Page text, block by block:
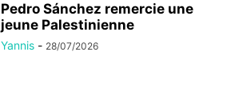
Pedro Sánchez remercie une
jeune Palestinienne
Yannis - 28/07/2026